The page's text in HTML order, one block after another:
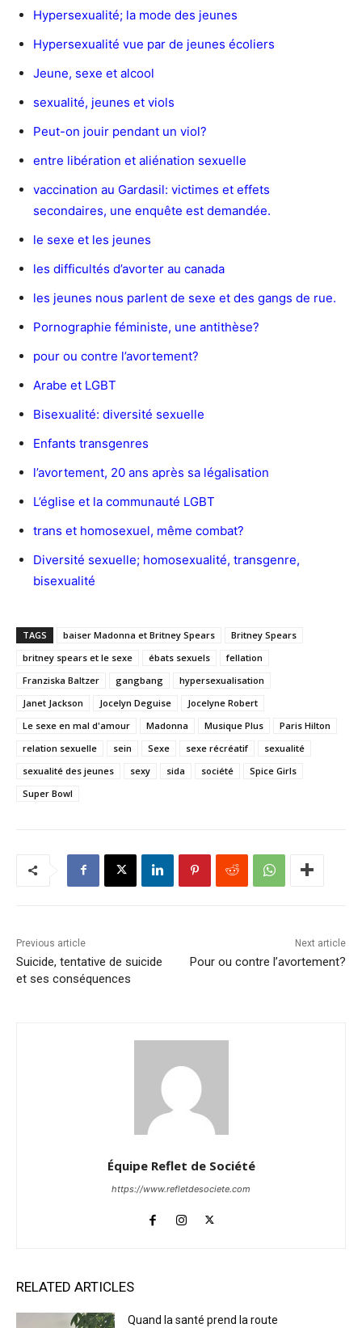
Hypersexualité; la mode des jeunes
Hypersexualité vue par de jeunes écoliers
Jeune, sexe et alcool
sexualité, jeunes et viols
Peut-on jouir pendant un viol?
entre libération et aliénation sexuelle
vaccination au Gardasil: victimes et effets
secondaires, une enquête est demandée.
le sexe et les jeunes
les difficultés d’avorter au canada
les jeunes nous parlent de sexe et des gangs de rue.
Pornographie féministe, une antithèse?
pour ou contre l’avortement?
Arabe et LGBT
Bisexualité: diversité sexuelle
Enfants transgenres
l’avortement, 20 ans après sa légalisation
L’église et la communauté LGBT
trans et homosexuel, même combat?
Diversité sexuelle; homosexualité, transgenre,
bisexualité
TAGS baiser Madonna et Britney Spears
Britney Spears
britney spears et le sexe
ébats sexuels
fellation
Franziska Baltzer
gangbang
hypersexualisation
Janet Jackson
Jocelyn Deguise
Jocelyne Robert
Le sexe en mal d'amour
Madonna Musique Plus
Paris Hilton
relation sexuelle
sein Sexe sexe récréatif
sexualité
sexualité des jeunes
sexy sida société
Spice Girls
Super Bowl
Previous article
Suicide, tentative de suicide
et ses conséquences
Next article
Pour ou contre l’avortement?
Équipe Reflet de Société
https://www.refletdesociete.com
RELATED ARTICLES
Quand la santé prend la route